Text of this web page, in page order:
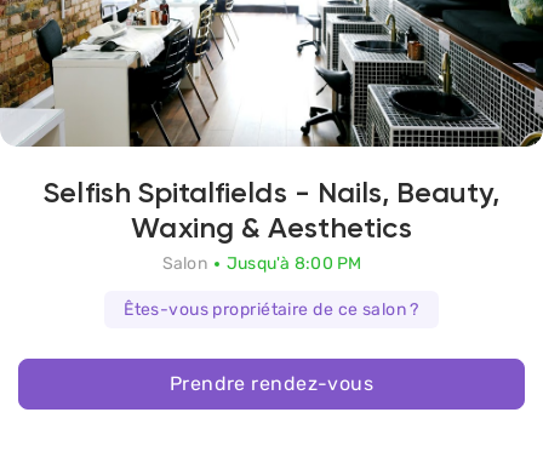
Selfish Spitalfields - Nails, Beauty,
Waxing & Aesthetics
Salon Jusqu'à 8:00 PM
Êtes-vous propriétaire de ce salon ?
Prendre rendez-vous